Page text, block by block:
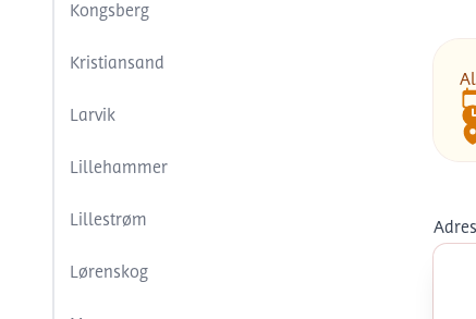
Kongsberg
Kristiansand
Larvik
Lillehammer
Lillestrøm
Lørenskog